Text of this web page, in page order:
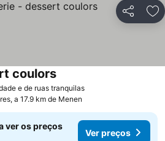
Partilhar
e de ruas tranquilasVer preços
coulorsVer preços
a 17.9 km de Menen
ver os preços
Ver preços